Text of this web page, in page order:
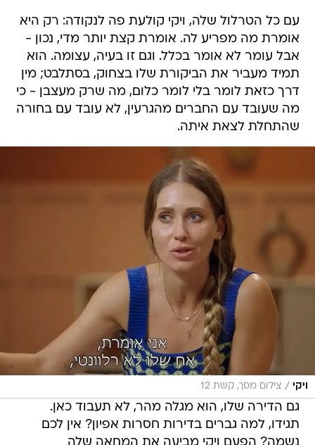
עם כל הטרלול שלה, ויקי קולעת פה לנקודה: רק היא
אומרת מה מפריע לה. אומרת קצת יותר מדי, נכון -
אבל עומר לא אומר בכלל. וגם זו בעיה, עצומה. הוא
תמיד מעביר את הביקורת שלו בצחוק, בסתלבט; מין
דרך כזאת לומר בלי לומר כלום, מה שרק מעצבן - כי
מה שעובד עם החברים מהגרעין, לא עובד עם בחורה
שהתחלת לצאת איתה.
ויקי / צילום מסך, קשת 12
גם הדירה שלו, הוא מגלה מהר, לא תעבוד כאן.
תגידו, למה גברים בדירות חסרות אפיון? אין לכם